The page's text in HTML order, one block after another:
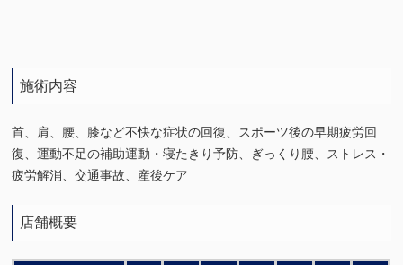
施術内容
首、肩、腰、膝など不快な症状の回復、スポーツ後の早期疲労回
復、運動不足の補助運動・寝たきり予防、ぎっくり腰、ストレス・
疲労解消、交通事故、産後ケア
店舗概要